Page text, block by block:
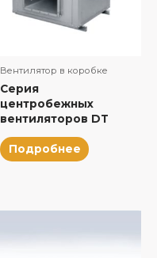
Вентилятор в коробке
Серия
центробежных
вентиляторов DT
Подробнее